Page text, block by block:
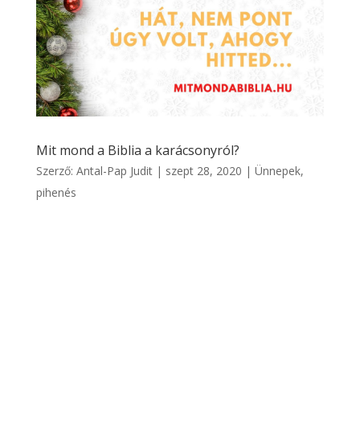
Mit mond a Biblia a karácsonyról?
Szerző: Antal-Pap Judit| szept 28, 2020 | Ünnepek,
pihenés